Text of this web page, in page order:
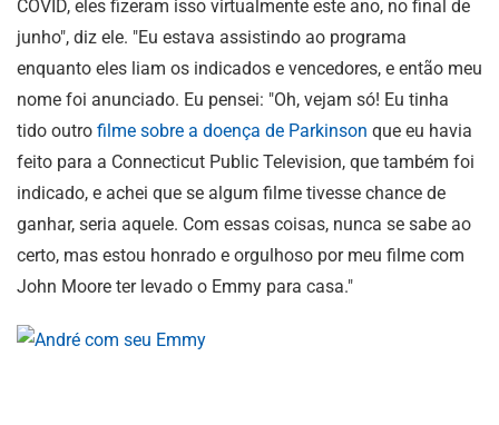
COVID, eles fizeram isso virtualmente este ano, no final de
junho", diz ele. "Eu estava assistindo ao programa
enquanto eles liam os indicados e vencedores, e então meu
nome foi anunciado. Eu pensei: "Oh, vejam só! Eu tinha
tido outro filme sobre a doença de Parkinson que eu havia
feito para a Connecticut Public Television, que também foi
indicado, e achei que se algum filme tivesse chance de
ganhar, seria aquele. Com essas coisas, nunca se sabe ao
certo, mas estou honrado e orgulhoso por meu filme com
John Moore ter levado o Emmy para casa."